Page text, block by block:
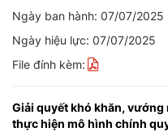
Ngày ban hành: 07/07/2025
Ngày hiệu lực: 07/07/2025
File đính kèm:
Giải quyết khó khăn,
thực hiện mô hình chính